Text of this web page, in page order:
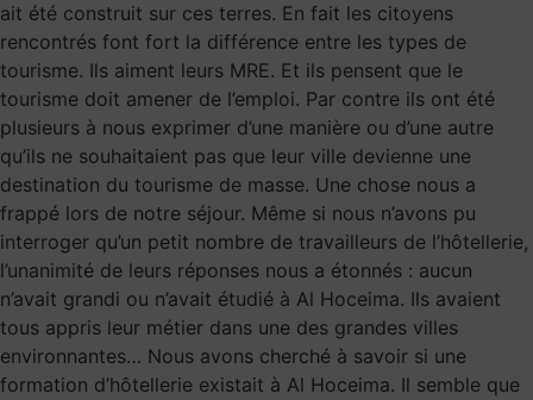
ait été construit sur ces terres. En fait les citoyens
rencontrés font fort la différence entre les types de
tourisme. Ils aiment leurs MRE. Et ils pensent que le
tourisme doit amener de l’emploi. Par contre ils ont été
plusieurs à nous exprimer d’une manière ou d’une autre
qu’ils ne souhaitaient pas que leur ville devienne une
destination du tourisme de masse. Une chose nous a
frappé lors de notre séjour. Même si nous n’avons pu
interroger qu’un petit nombre de travailleurs de l’hôtellerie,
l’unanimité de leurs réponses nous a étonnés : aucun
n’avait grandi ou n’avait étudié à Al Hoceima. Ils avaient
tous appris leur métier dans une des grandes villes
environnantes… Nous avons cherché à savoir si une
formation d’hôtellerie existait à Al Hoceima. Il semble que